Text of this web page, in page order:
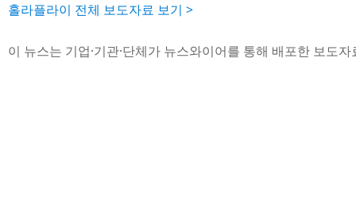
홀라플라이 전체 보도자료 보기 >
이 뉴스는 기업·기관·단체가 뉴스와이어를 통해 배포한 보도